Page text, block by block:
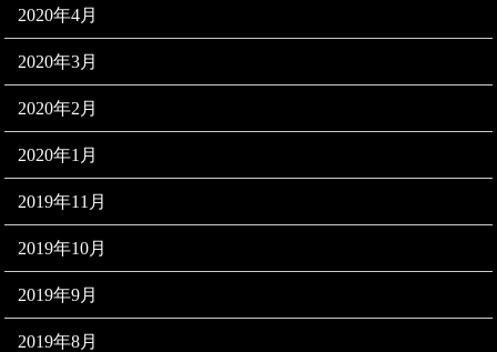
2020年4月
2020年3月
2020年2月
2020年1月
2019年11月
2019年10月
2019年9月
2019年8月